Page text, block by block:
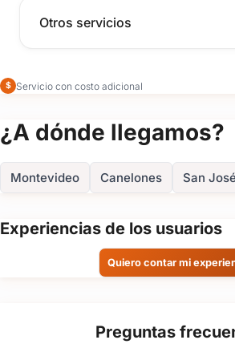
Otros servicios
$ Servicio con costo adicional
¿A dónde llegamos?
Montevideo Canelones San José
Experiencias de los usuarios
Quiero contar mi
Preguntas